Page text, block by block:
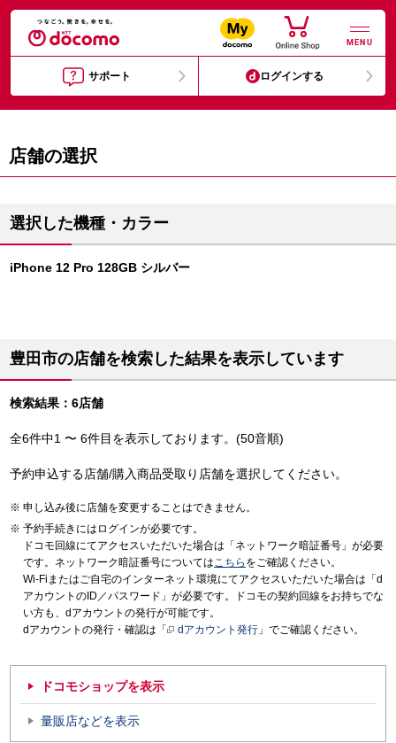
MENU
サポート ログインする
店舗の選択
選択した機種・カラー
iPhone 12 Pro 128GB シルバー
豊田市の店舗を検索した結果を表示しています
検索結果：6店舗
全6件中1 〜 6件目を表示しております。(50音順)
予約申込する店舗/購入商品受取り店舗を選択してください。
申し込み後に店舗を変更することはできません。
予約手続きにはログインが必要です。
ドコモ回線にてアクセスいただいた場合は「ネットワーク暗証番号」が必要
です。ネットワーク暗証番号についてはこちら をご確認ください。
Wi-Fiまたはご自宅のインターネット環境にてアクセスいただいた場合は「d
アカウントのID／パスワード」が必要です。ドコモの契約回線をお持ちでな
い方も、dアカウントの発行が可能です。
dアカウントの発行・確認は「
dアカウント発行 」でご確認ください。
ドコモショップを表示
量販店などを表示